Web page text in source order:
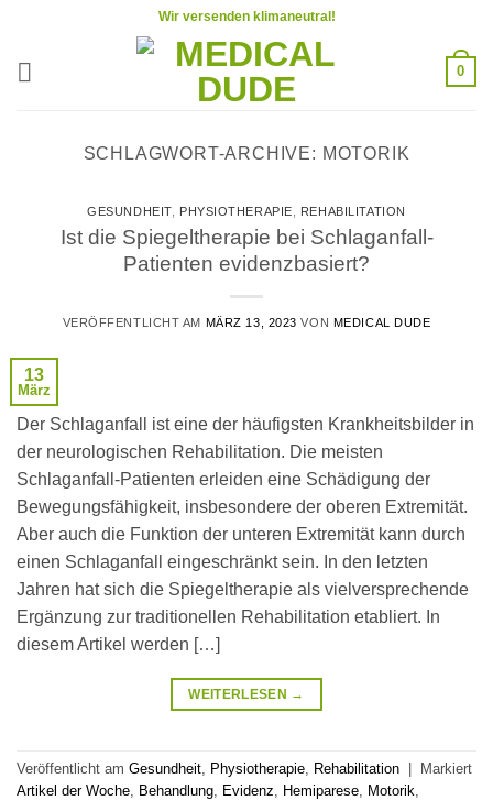
springen
Wir versenden klimaneutral!
0
SCHLAGWORT-ARCHIVE: MOTORIK
GESUNDHEIT, PHYSIOTHERAPIE REHABILITATION
Ist die Spiegeltherapie bei Schlaganfall-
Patienten evidenzbasiert?
VERÖFFENTLICHT AM MÄRZ 13, 2023 VON MEDICAL DUDE
13
März
Der Schlaganfall ist eine der häufigsten Krankheitsbilder in
der neurologischen Rehabilitation. Die meisten
Schlaganfall-Patienten erleiden eine Schädigung der
Bewegungsfähigkeit, insbesondere der oberen Extremität.
Aber auch die Funktion der unteren Extremität kann durch
einen Schlaganfall eingeschränkt sein. In den letzten
Jahren hat sich die Spiegeltherapie als vielversprechende
Ergänzung zur traditionellen Rehabilitation etabliert. In
diesem Artikel werden […]
WEITERLESEN →
Veröffentlicht am Gesundheit Physiotherapie Rehabilitation
Markiert
Artikel der Woche
Behandlung Evidenz Hemiparese Motorik